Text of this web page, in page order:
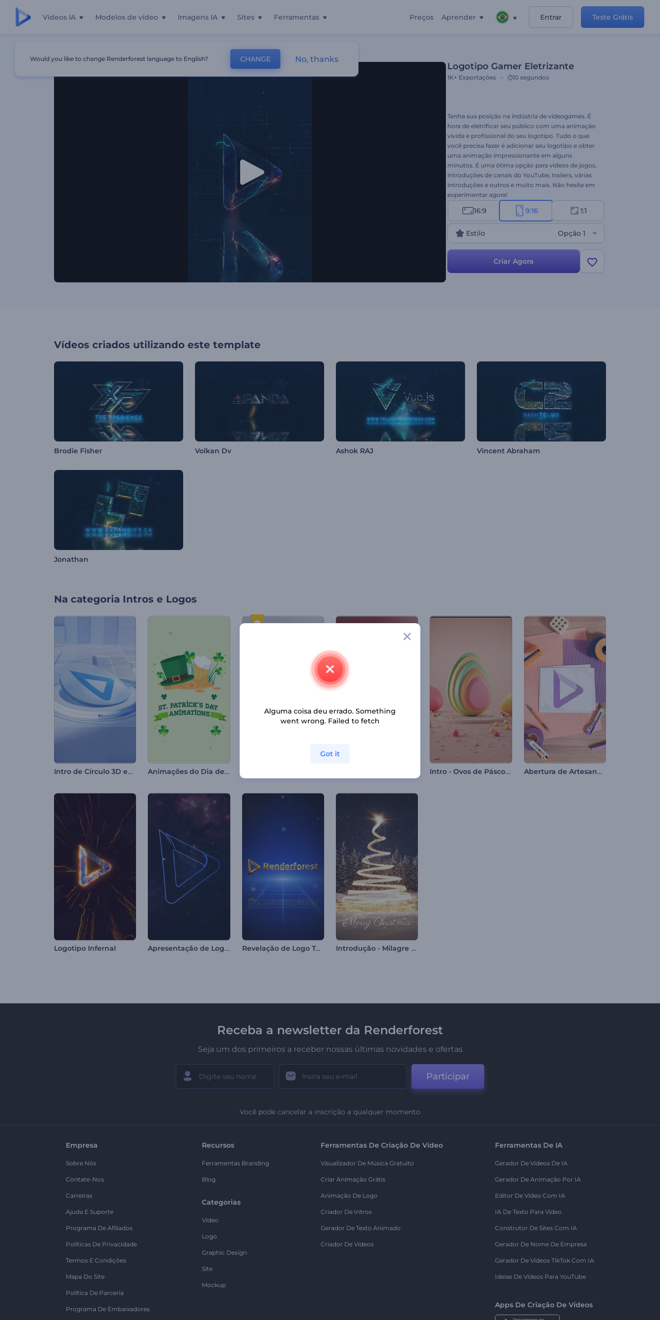
Vídeos IA Modelos de vídeo Imagens IA Sites Ferramentas Preços Aprender Entrar Teste Grátis
Logotipo Gamer Eletrizante
1K+ Exportações 10 segundos
Tenha sua posição na indústria de videogames. É
hora de eletrificar seu público com uma animação
vívida e profissional do seu logotipo. Tudo o que
você precisa fazer é adicionar seu logotipo e obter
uma animação impressionante em alguns
minutos. É uma ótima opção para vídeos de jogos,
introduções de canais do YouTube, trailers, várias
introduções e outros e muito mais. Não hesite em
experimentar agora!
16:9 9:16 1:1
Estilo Opção 1
Criar Agora
Vídeos criados utilizando este template
Brodie Fisher Volkan Dv Ashok RAJ Vincent Abraham
Jonathan
Na categoria Intros e Logos
Intro de Círculo 3D em Camadas Animações do Dia de São Patrício Intro - Ovos de Páscoa Coloridos Abertura de Artesanato de Bricolagem
Logotipo Infernal Apresentação de Logo - Vôo Estelar Vibrante Revelação de Logo Tech em Pixels Introdução - Milagre na Noite de Natal
Receba a newsletter da Renderforest
Seja um dos primeiros a receber nossas últimas novidades e ofertas
Participar
Você pode cancelar a inscrição a qualquer momento
Empresa
Sobre Nós
Contate-Nos
Carreiras
Ajuda E Suporte
Programa De Afiliados
Políticas De Privacidade
Termos E Condições
Mapa Do Site
Política De Parceria
Programa De Embaixadores
Recursos
Ferramentas Branding
Blog
Categorias
Vídeo
Logo
Graphic Design
Site
Mockup
Ferramentas De Criação De Vídeo
Visualizador De Música Gratuito
Criar Animação Grátis
Animação De Logo
Criador De Intros
Gerador De Texto Animado
Criador De Vídeos
Ferramentas De IA
Gerador De Vídeos De IA
Gerador De Animação Por IA
Editor De Vídeo Com IA
IA De Texto Para Vídeo
Construtor De Sites Com IA
Gerador De Nome De Empresa
Gerador De Vídeos TikTok Com IA
Ideias De Vídeos Para YouTube
Apps De Criação De Vídeos
Would you like to change Renderforest language to English? CHANGE No, thanks
Alguma coisa deu errado. Something
went wrong. Failed to fetch
Got it